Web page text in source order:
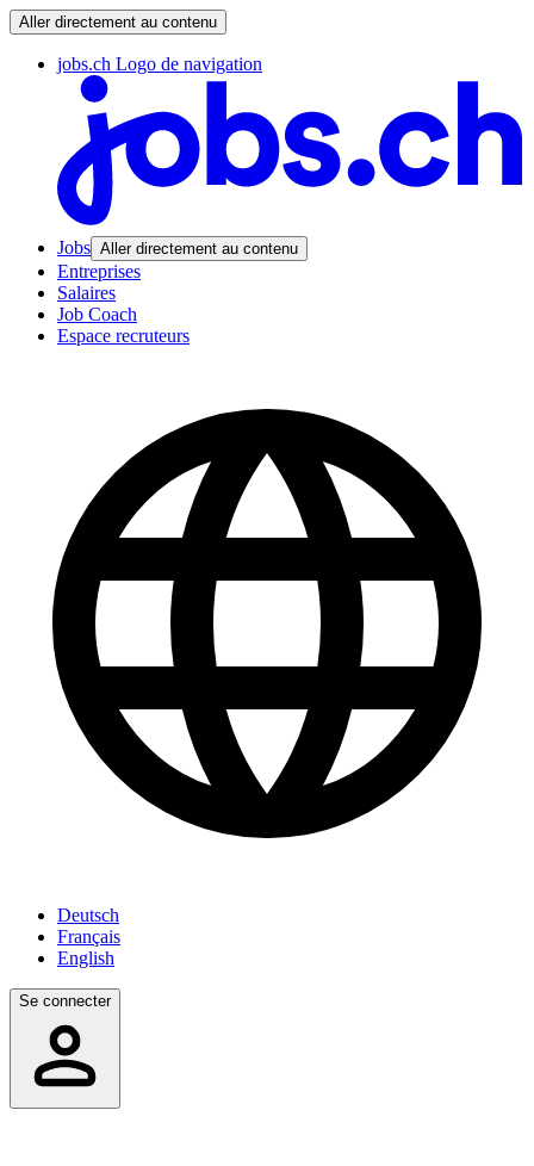
Aller directement au contenu
jobs.ch Logo de navigation
Jobs Aller directement au contenu
Entreprises
Salaires
Job Coach
Espace recruteurs
Deutsch
Français
English
Se connecter